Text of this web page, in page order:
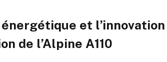
et
de l’Alpine A110